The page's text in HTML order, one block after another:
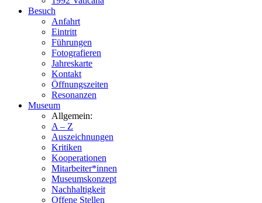
Besuch
Anfahrt
Eintritt
Führungen
Fotografieren
Jahreskarte
Kontakt
Öffnungszeiten
Resonanzen
Museum
Allgemein:
A – Z
Auszeichnungen
Kritiken
Kooperationen
Mitarbeiter*innen
Museumskonzept
Nachhaltigkeit
Offene Stellen